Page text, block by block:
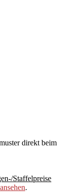
direkt beim
Staffelpreise
.